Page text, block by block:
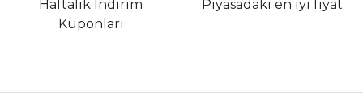
Haftalık İndirim
Kuponları
Piyasadaki en iyi fiyat